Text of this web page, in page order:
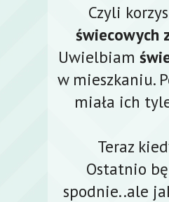
Czyli
świecowych
Uwielbiam
w mieszkaniu.
miała ich
Teraz
Ostatnio
spodnie..ale